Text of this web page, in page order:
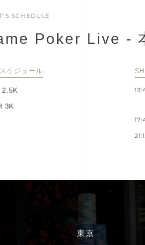
SCHEDULE
me Po ker Live -
ケジュール
2.5K
3K
東京